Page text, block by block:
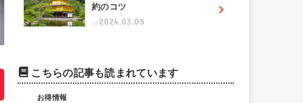
約のコツ
2024.03.05
こちらの記事も読まれています
お得情報